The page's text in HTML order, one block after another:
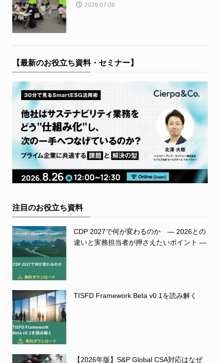
2026.07.08
【最新のお役立ち資料・セミナー】
注目のお役立ち資料
CDP 2027で何が変わるのか ― 2026との
違いと実務担当者が押さえたいポイント ―
TISFD Framework Beta v0.1を読み解く
【2026年版】S&P Global CSA対応はなぜ